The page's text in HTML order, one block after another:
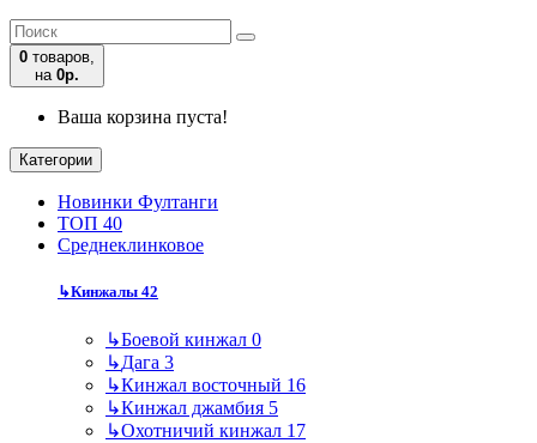
0 товаров,
на 0р.
Ваша корзина пуста!
Категории
Новинки Фултанги
ТОП 40
Среднеклинковое
↳Кинжалы 42
↳Боевой кинжал 0
↳Дага 3
↳Кинжал восточный 16
↳Кинжал джамбия 5
↳Охотничий кинжал 17